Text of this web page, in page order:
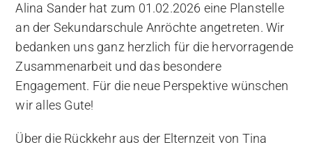
Alina Sander hat zum 01.02.2026 eine Planstelle
an der Sekundarschule Anröchte angetreten. Wir
bedanken uns ganz herzlich für die hervorragende
Zusammenarbeit und das besondere
Engagement. Für die neue Perspektive wünschen
wir alles Gute!
Über die Rückkehr aus der Elternzeit von Tina